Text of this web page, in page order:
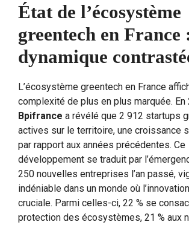
État de l’écosystème
greentech en France
dynamique
L’écosystème greentech en France
complexité de plus en plus marquée. En
Bpifrance a révélé que 2 912 startups
actives sur le territoire, une croissance
par rapport aux années précédentes. Ce
développement se traduit par
250 nouvelles entreprises l’an passé,
indéniable dans un monde où
cruciale. Parmi celles-ci, 22 % se
protection des écosystèmes, 21 % aux